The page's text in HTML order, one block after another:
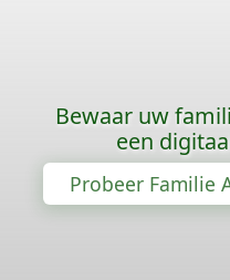
Bewaar uw
een
Probeer Familie